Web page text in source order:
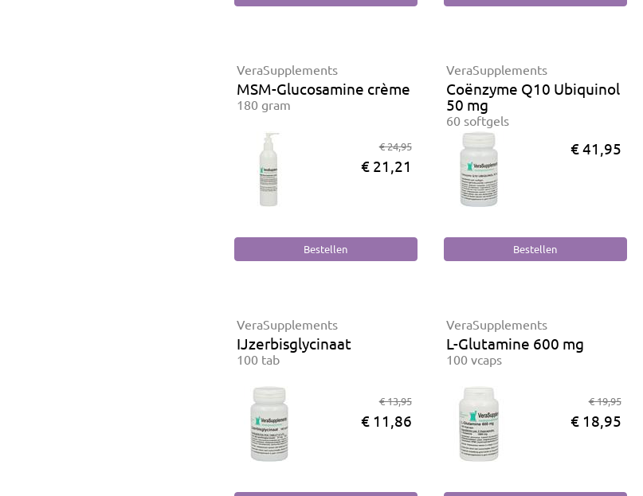
VeraSupplements
MSM-Glucosamine crème
180 gram
€ 24,95
€ 21,21
VeraSupplements
Coënzyme Q10 Ubiquinol
50 mg
60 softgels
€ 41,95
VeraSupplements
IJzerbisglycinaat
100 tab
€ 13,95
€ 11,86
VeraSupplements
L-Glutamine 600 mg
100 vcaps
€ 19,95
€ 18,95